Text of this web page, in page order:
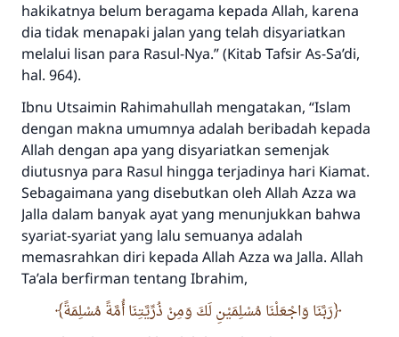
hakikatnya belum beragama kepada Allah, karena
dia tidak menapaki jalan yang telah disyariatkan
melalui lisan para Rasul-Nya.” (Kitab Tafsir As-Sa’di,
hal. 964).
Ibnu Utsaimin Rahimahullah mengatakan, “Islam
dengan makna umumnya adalah beribadah kepada
Allah dengan apa yang disyariatkan semenjak
diutusnya para Rasul hingga terjadinya hari Kiamat.
Sebagaimana yang disebutkan oleh Allah Azza wa
Jalla dalam banyak ayat yang menunjukkan bahwa
syariat-syariat yang lalu semuanya adalah
memasrahkan diri kepada Allah Azza wa Jalla. Allah
Ta’ala berfirman tentang Ibrahim,
رَبَّنَا وَاجْعَلْنَا مُسْلِمَيْنِ لَكَ وَمِنْ ذُرِّيَّتِنَا أُمَّةً مُسْلِمَةً